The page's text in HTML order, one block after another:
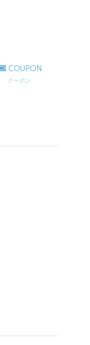
COUPON
クーポン